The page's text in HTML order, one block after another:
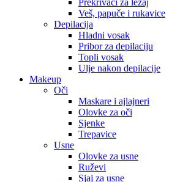
Prekrivači za ležaj
Veš, papuče i rukavice
Depilacija
Hladni vosak
Pribor za depilaciju
Topli vosak
Ulje nakon depilacije
Makeup
Oči
Maskare i ajlajneri
Olovke za oči
Sjenke
Trepavice
Usne
Olovke za usne
Ruževi
Sjaj za usne